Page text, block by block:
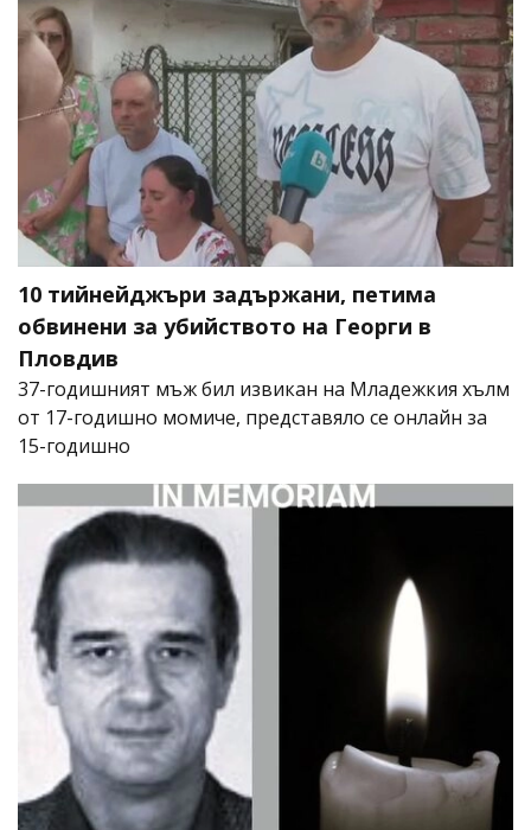
10 тийнейджъри задържани, петима
обвинени за убийството на Георги в
Пловдив
37-годишният мъж бил извикан на Младежкия хълм
от 17-годишно момиче, представяло се онлайн за
15-годишно